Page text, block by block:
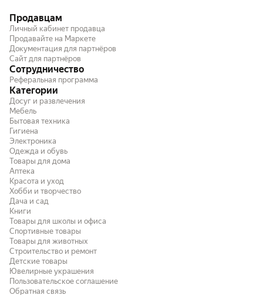
пользователь - на 1м режиме работает 12
часов! это вообще топ! плюс заряжается
удобно. невероятно приятный дизайн и
цвет (у меня был оранжевый). в самый
жаркий день (26 градусов) и на палящем
солнце - на 2м режиме идеально
чувствовала себя. я очень полная женщина
и мне очень тяжело в жаркую погоду на
открытом солнце. но с этим кондеем я ни
разу не почувствовала себя плохо. в самые
жаркие моменты - подносила впритык к
лицу вентилятор. понимаю что не совсем
логично, но это куда проще и удобней
веера. очень понравился, за свои деньги
хорош!
Продавцам
Личный кабинет продавца
Продавайте на Маркете
Документация для партнёров
Сайт для партнёров
Сотрудничество
Реферальная программа
Категории
Досуг и развлечения
Мебель
Бытовая техника
Гигиена
Электроника
Одежда и обувь
Товары для дома
Аптека
Красота и уход
Хобби и творчество
Дача и сад
Книги
Товары для школы и офиса
Спортивные товары
Товары для животных
Строительство и ремонт
Детские товары
Ювелирные украшения
Пользовательское соглашение
Обратная связь